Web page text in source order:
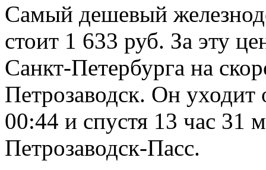
Самый дешевый
стоит 1 633 руб. За эту
Санкт-Петербурга на
Петрозаводск. Он
00:44 и спустя 13 час 31
Петрозаводск-Пасс.